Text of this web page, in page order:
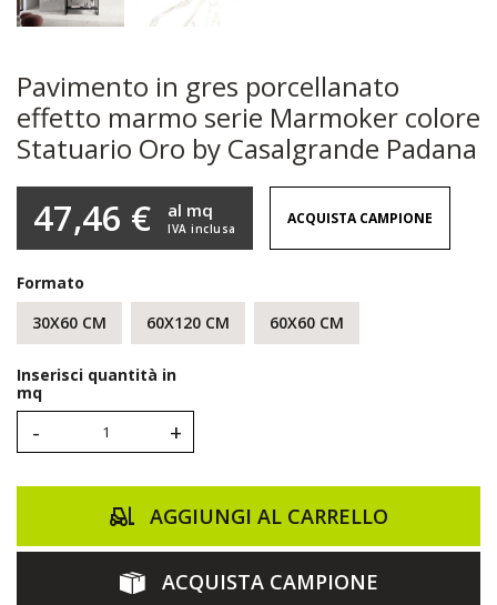
Pavimento in gres porcellanato
effetto marmo serie Marmoker colore
Statuario Oro by Casalgrande Padana
47,46 € IVA inclusa
al mq ACQUISTA CAMPIONE
Formato
30X60 CM
60X120 CM 60X60 CM
Inserisci quantità in
mq
- +
AGGIUNGI AL CARRELLO
ACQUISTA CAMPIONE